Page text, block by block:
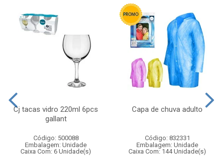
Cj tacas vidro 220ml 6pcs
gallant
Código: 500088
Embalagem: Unidade
Caixa Com: 6 Unidade(s)
Capa de chuva adulto
Código: 832331
Embalagem: Unidade
Caixa Com: 144 Unidade(s)